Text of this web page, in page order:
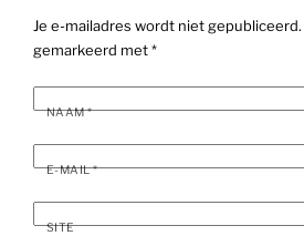
Je e-mailadres wordt niet gepubliceerd.
gemarkeerd met*
NAAM*
E-MAIL*
SITE